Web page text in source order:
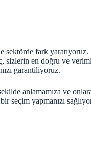
sektörde fark
sizlerin en doğru ve
garantiliyoruz.
anlamamıza ve
seçim yapmanızı